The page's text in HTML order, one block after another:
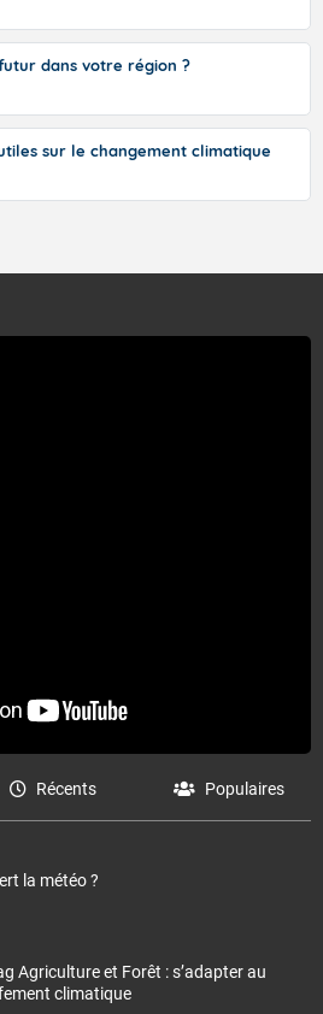
dans votre région ?
sur le changement climatique
Récents Populaires
la météo ?
Agriculture et Forêt : s’adapter au
climatique